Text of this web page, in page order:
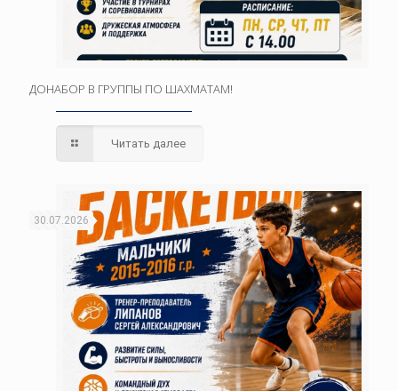
ДОНАБОР В ГРУППЫ ПО ШАХМАТАМ!
Читать далее
30.07.2026